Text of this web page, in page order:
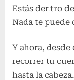
Estás dentro
Nada te puede
Y ahora, desde
recorrer tu
hasta la